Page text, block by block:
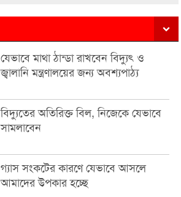
যেভাবে মাথা ঠান্ডা রাখবেন বিদ্যুৎ ও
জ্বালানি মন্ত্রণালয়ের জন্য অবশ্যপাঠ্য
বিদ্যুতের অতিরিক্ত বিল, নিজেকে যেভাবে
সামলাবেন
গ্যাস সংকটের কারণে যেভাবে আসলে
আমাদের উপকার হচ্ছে